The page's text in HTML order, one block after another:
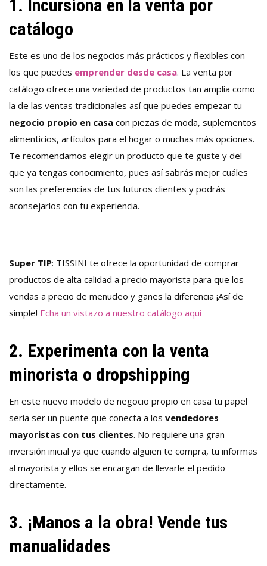
1. Incursiona en la venta por
catálogo
Este es uno de los negocios más prácticos y flexibles con
los que puedes emprender desde casa. La venta por
catálogo ofrece una variedad de productos tan amplia como
la de las ventas tradicionales así que puedes empezar tu
negocio propio en casa con piezas de moda, suplementos
alimenticios, artículos para el hogar o muchas más opciones.
Te recomendamos elegir un producto que te guste y del
que ya tengas conocimiento, pues así sabrás mejor cuáles
son las preferencias de tus futuros clientes y podrás
aconsejarlos con tu experiencia.
Super TIP: TISSINI te ofrece la oportunidad de comprar
productos de alta calidad a precio mayorista para que los
vendas a precio de menudeo y ganes la diferencia ¡Así de
simple! Echa un vistazo a nuestro catálogo aquí
2. Experimenta con la venta
minorista o dropshipping
En este nuevo modelo de negocio propio en casa tu papel
sería ser un puente que conecta a los vendedores
mayoristas con tus clientes. No requiere una gran
inversión inicial ya que cuando alguien te compra, tu informas
al mayorista y ellos se encargan de llevarle el pedido
directamente.
3. ¡Manos a la obra! Vende tus
manualidades